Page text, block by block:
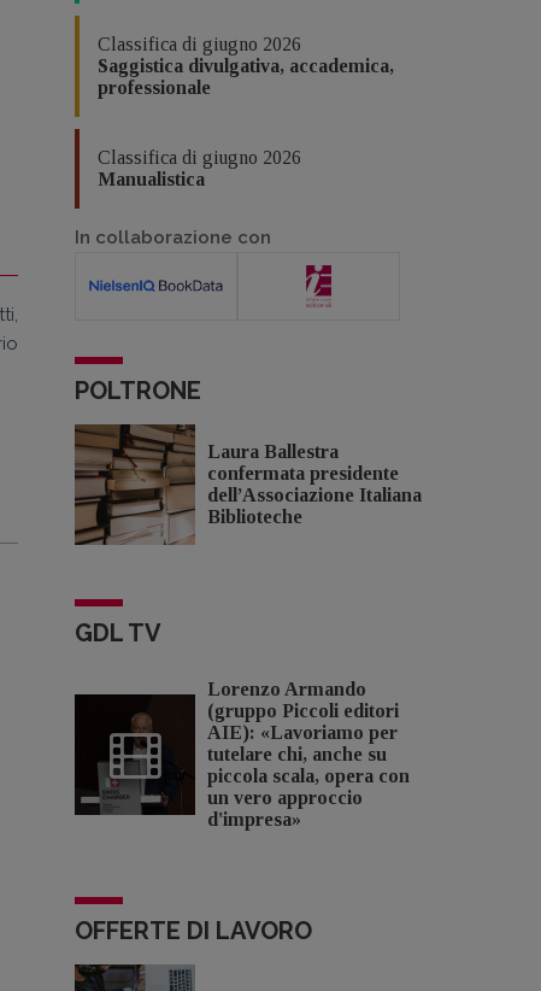
Classifica di giugno 2026
Saggistica divulgativa, accademica,
professionale
Classifica di giugno 2026
Manualistica
In collaborazione con
POLTRONE
Laura Ballestra
confermata presidente
dell’Associazione Italiana
Biblioteche
GDL TV
Lorenzo Armando
(gruppo Piccoli editori
AIE): «Lavoriamo per
tutelare chi, anche su
piccola scala, opera con
un vero approccio
d'impresa»
OFFERTE DI LAVORO